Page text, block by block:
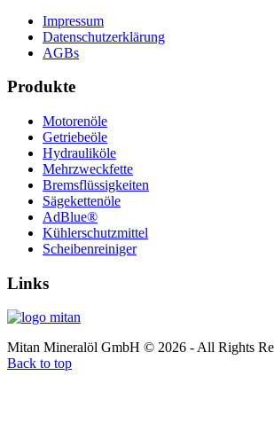
Impressum
Datenschutzerklärung
AGBs
Produkte
Motorenöle
Getriebeöle
Hydrauliköle
Mehrzweckfette
Bremsflüssigkeiten
Sägekettenöle
AdBlue®
Kühlerschutzmittel
Scheibenreiniger
Links
Mitan Mineralöl GmbH © 2026 - All Rights
Back to top